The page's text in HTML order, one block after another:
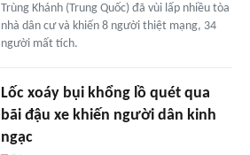
Trùng Khánh (Trung Quốc) đã vùi lấp nhiều tòa
nhà dân cư và khiến 8 người thiệt mạng, 34
người mất tích.
Lốc xoáy bụi khổng lồ quét qua
bãi đậu xe khiến người dân kinh
ngạc